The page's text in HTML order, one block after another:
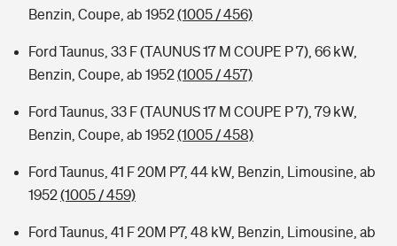
Benzin, Coupe, ab 1952(1005 / 456)
Ford Taunus, 33 F (TAUNUS 17 M COUPE P 7), 66 kW,
Benzin, Coupe, ab 1952(1005 / 457)
Ford Taunus, 33 F (TAUNUS 17 M COUPE P 7), 79 kW,
Benzin, Coupe, ab 1952(1005 / 458)
Ford Taunus, 41 F 20M P7, 44 kW, Benzin, Limousine, ab
1952(1005 / 459)
Ford Taunus, 41 F 20M P7, 48 kW, Benzin, Limousine, ab